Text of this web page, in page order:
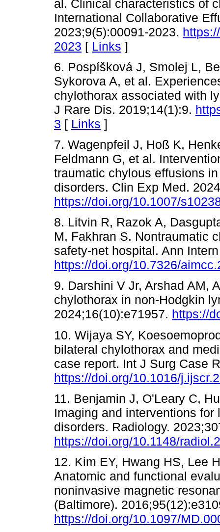
al. Clinical characteristics of
International Collaborative
2023;9(5):00091-2023.
2023 [ Links ]
6. Pospíšková J, Smolej L,
Sykorova A, et al.
chylothorax associated with
J Rare Dis. 2019;14(1):9.
3 [ Links ]
7. Wagenpfeil J, Hoß K,
Feldmann G, et al.
traumatic chylous effusions
disorders. Clin Exp Med.
https://doi.org/10.1007/
8. Litvin R, Razok A,
M, Fakhran S. Nontraumatic
safety-net hospital. Ann
https://doi.org/10.7326/
9. Darshini V Jr, Arshad AM,
chylothorax in non-Hodgkin
2024;16(10):e71957. https://
10. Wijaya SY,
bilateral chylothorax and
case report. Int J Surg Case
https://doi.org/10.1016/
11. Benjamin J, O'Leary C,
Imaging and interventions
disorders. Radiology.
https://doi.org/10.1148/
12. Kim EY, Hwang HS, Lee
Anatomic and functional
noninvasive magnetic
(Baltimore).
https://doi.org/10.1097/